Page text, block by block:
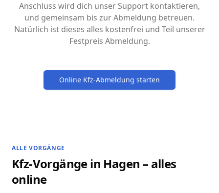
Anschluss wird dich unser Support kontaktieren,
und gemeinsam bis zur Abmeldung betreuen.
Natürlich ist dieses alles kostenfrei und Teil unserer
Festpreis Abmeldung.
Online Kfz-Abmeldung starten
ALLE VORGÄNGE
Kfz-Vorgänge in Hagen – alles
online